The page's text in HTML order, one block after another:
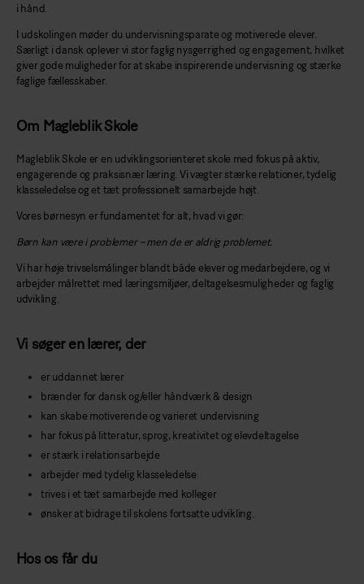
i hånd.
I udskolingen møder du undervisningsparate og motiverede elever.
Særligt i dansk oplever vi stor faglig nysgerrighed og engagement, hvilket
giver gode muligheder for at skabe inspirerende undervisning og stærke
faglige fællesskaber.
Om Magleblik Skole
Magleblik Skole er en udviklingsorienteret skole med fokus på aktiv,
engagerende og praksisnær læring. Vi vægter stærke relationer, tydelig
klasseledelse og et tæt professionelt samarbejde højt.
Vores børnesyn er fundamentet for alt, hvad vi gør:
Børn kan være i problemer – men de er aldrig problemet.
Vi har høje trivselsmålinger blandt både elever og medarbejdere, og vi
arbejder målrettet med læringsmiljøer, deltagelsesmuligheder og faglig
udvikling.
Vi søger en lærer, der
er uddannet lærer
brænder for dansk og/eller håndværk & design
kan skabe motiverende og varieret undervisning
har fokus på litteratur, sprog, kreativitet og elevdeltagelse
er stærk i relationsarbejde
arbejder med tydelig klasseledelse
trives i et tæt samarbejde med kolleger
ønsker at bidrage til skolens fortsatte udvikling.
Hos os får du